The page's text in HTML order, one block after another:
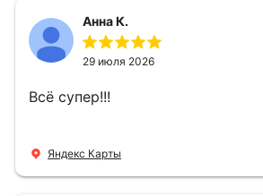
Анна К.
29 июля 2026
Всё супер!!!
Яндекс Карты